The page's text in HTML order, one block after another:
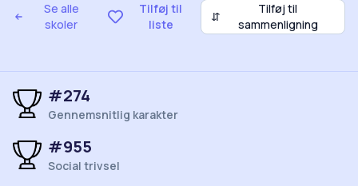
Se alle
skoler
Tilføj til
liste
⇵
Tilføj til
sammenligning
#274
Gennemsnitlig karakter
#955
Social trivsel